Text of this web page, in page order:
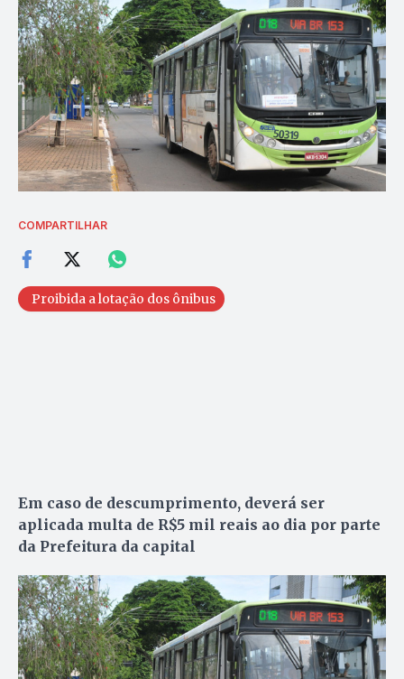
COMPARTILHAR
Proibida a lotação dos ônibus
Em caso de descumprimento, deverá ser
aplicada multa de R$5 mil reais ao dia por parte
da Prefeitura da capital